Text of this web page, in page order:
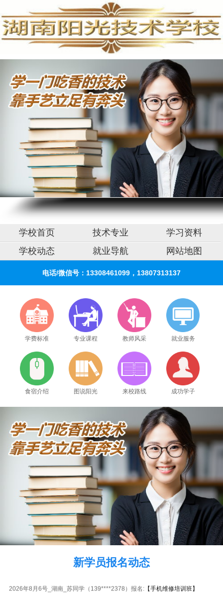
手机维修培训,手机维修培训学校,手机维修培训班
学校首页 技术专业
学习资料
学校动态
就业导航 网站地图
电话/微信号：13308461099，13807313137
学费标准 专业课程 教师风采 就业服务
食宿介绍 图说阳光 来校路线 成功学子
新学员报名动态
2026年8月6号_海南_韩同学（136****8947）报名:【手机维修培训班】
2026年8月6号_安徽_陈同学（133****2881）报名:【手机维修培训班】
2026年8月6号_浙江_江同学（131****8848）报名:【手机维修培训班】
2026年8月6号_河北_王同学（182****0353）报名:【手机维修培训班】
2026年8月6号_广西_谭同学（132****9105）报名: 【手机维修培训班】
2026年8月6号_北京_江同学（135****1538）报名: 【手机维修培训班】
2026年8月6号_陕西_江同学（131****5277）报名: 【手机维修培训班】
2026年8月6号_江苏_钟同学（188****7544）报名:【手机维修培训班】
2026年8月6号黑龙江钟同学（187****6678）报名:【手机维修培训班】
2026年8月6号_湖南_苏同学（139****2378）报名: 【手机维修培训班】